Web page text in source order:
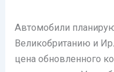
Автомобили
Великобританию и
цена обновленного